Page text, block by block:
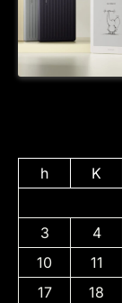
h
K
3
4
10
11
17
18